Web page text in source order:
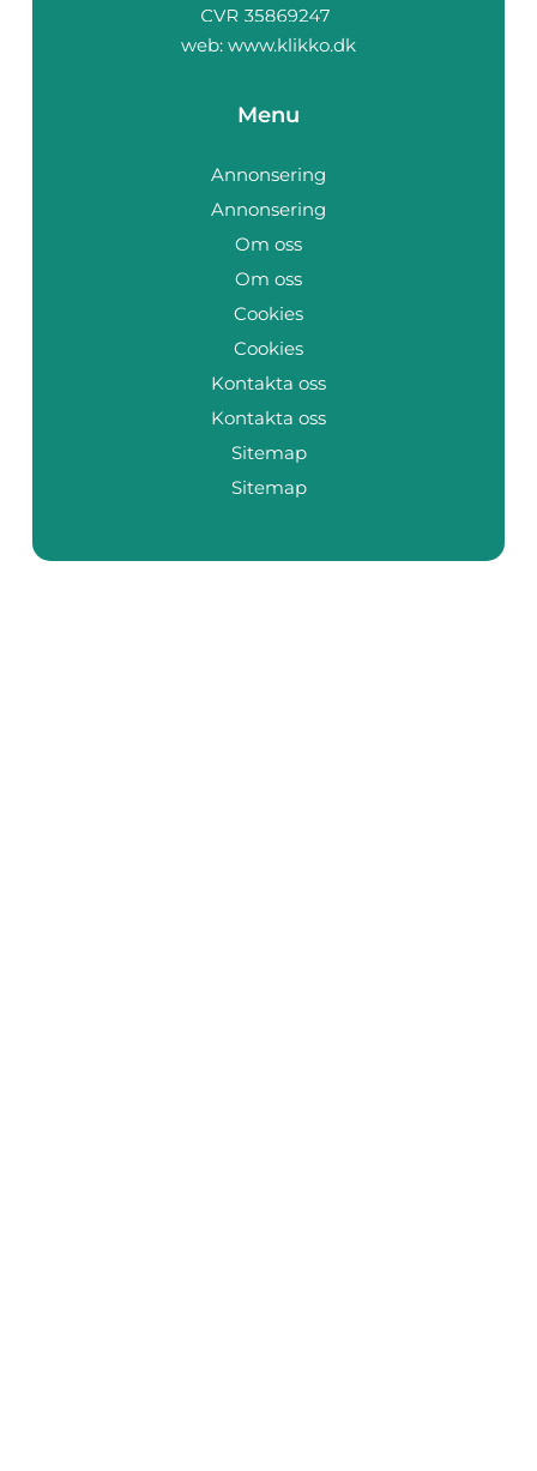
web: www.klikko.dk
Menu
Annonsering
Annonsering
Om oss
Om oss
Cookies
Cookies
Kontakta oss
Kontakta oss
Sitemap
Sitemap